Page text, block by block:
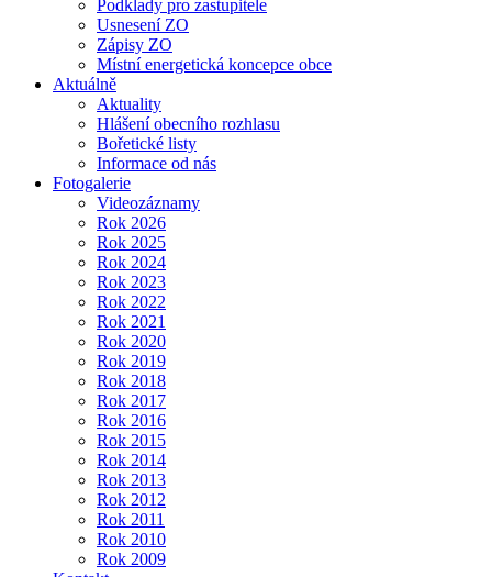
Podklady pro zastupitele
Usnesení ZO
Zápisy ZO
Místní energetická koncepce obce
Aktuálně
Aktuality
Hlášení obecního rozhlasu
Bořetické listy
Informace od nás
Fotogalerie
Videozáznamy
Rok 2026
Rok 2025
Rok 2024
Rok 2023
Rok 2022
Rok 2021
Rok 2020
Rok 2019
Rok 2018
Rok 2017
Rok 2016
Rok 2015
Rok 2014
Rok 2013
Rok 2012
Rok 2011
Rok 2010
Rok 2009